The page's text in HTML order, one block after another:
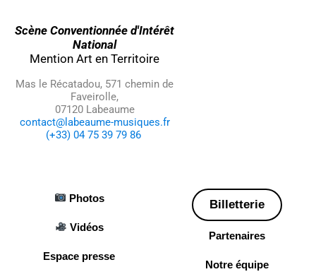
Scène Conventionnée d'Intérêt
National
Mention Art en Territoire
Mas le Récatadou, 571 chemin de
Faveirolle,
07120 Labeaume
contact@labeaume-musiques.fr
(+33) 04 75 39 79 86
Photos
Vidéos
Espace presse
Billetterie
Partenaires
Notre équipe